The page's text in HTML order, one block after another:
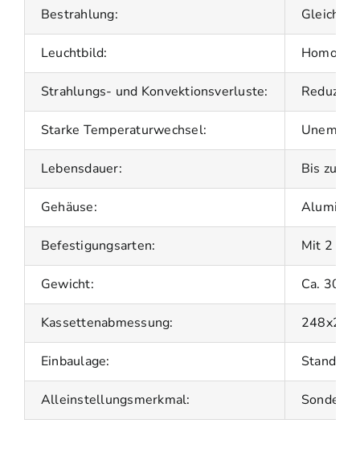
Bestrahlung:
Leuchtbild:
Strahlungs- und Konvektionsverluste:
Starke Temperaturwechsel:
Lebensdauer: Bis zu
Gehäuse:
Befestigungsarten: Mit 2
Gewicht: Ca. 300 g
Kassettenabmessung:
Einbaulage:
Alleinstellungsmerkmal: